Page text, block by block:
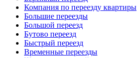
Компания по переезду квартиры
Большие переезды
Большой переезд
Бутово переезд
Быстрый переезд
Временные переезды